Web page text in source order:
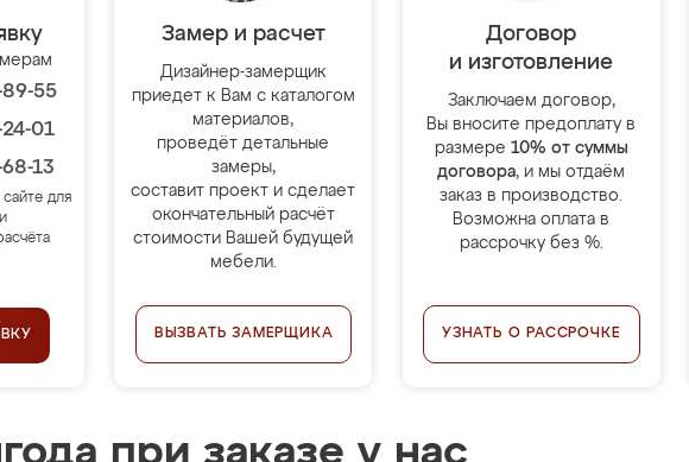
55
01
13
сайте для
Замер и расчет
Дизайнер-замерщик
приедет к Вам с каталогом
материалов,
проведёт детальные
замеры,
составит проект и сделает
окончательный расчёт
стоимости Вашей будущей
мебели.
ВЫЗВАТЬ ЗАМЕРЩИКА
Договор
и изготовление
Заключаем договор,
Вы вносите предоплату в
размере 10% от суммы
договора, и мы отдаём
заказ в производство.
Возможна оплата в
рассрочку без %.
УЗНАТЬ О РАССРОЧКЕ